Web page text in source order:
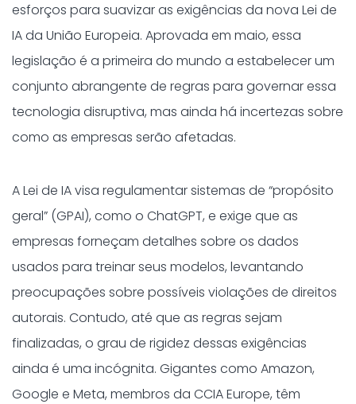
esforços para suavizar as exigências da nova Lei de
IA da União Europeia. Aprovada em maio, essa
legislação é a primeira do mundo a estabelecer um
conjunto abrangente de regras para governar essa
tecnologia disruptiva, mas ainda há incertezas sobre
como as empresas serão afetadas.
A Lei de IA visa regulamentar sistemas de “propósito
geral” (GPAI), como o ChatGPT, e exige que as
empresas forneçam detalhes sobre os dados
usados para treinar seus modelos, levantando
preocupações sobre possíveis violações de direitos
autorais. Contudo, até que as regras sejam
finalizadas, o grau de rigidez dessas exigências
ainda é uma incógnita. Gigantes como Amazon,
Google e Meta, membros da CCIA Europe, têm